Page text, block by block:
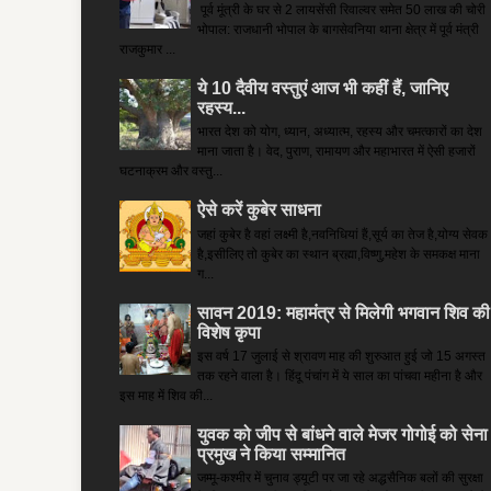
पूर्व मूंत्री के घर से 2 लायसेंसी रिवाल्वर समेत 50 लाख की चोरी
भोपाल: राजधानी भोपाल के बागसेवनिया थाना क्षेत्र में पूर्व मंत्री
राजकुमार ...
ये 10 दैवीय वस्तुएं आज भी कहीं हैं, जानिए
रहस्य...
भारत देश को योग, ध्यान, अध्यात्म, रहस्य और चमत्कारों का देश
माना जाता है। वेद, पुराण, रामायण और महाभारत में ऐसी हजारों
घटनाक्रम और वस्तु...
ऐसे करें कुबेर साधना
जहां कुबेर है­ वहां लक्ष्मी है,नवनिधियां हैं,सूर्य का तेज है,योग्य सेवक
है,इसीलिए तो कुबेर का स्थान ब्रह्मा,विष्णु,महेश के समकक्ष माना
ग...
सावन 2019: महामंत्र से मिलेगी भगवान शिव की
विशेष कृपा
इस वर्ष 17 जुलाई से श्रावण माह की शुरुआत हुई जो 15 अगस्त
तक रहने वाला है। हिंदू पंचांग में ये साल का पांचवा महीना है और
इस माह में शिव की...
युवक को जीप से बांधने वाले मेजर गोगोई को सेना
प्रमुख ने किया सम्‍मानित
जम्मू-कश्मीर में चुनाव ड्यूटी पर जा रहे अद्धसैनिक बलों की सुरक्षा